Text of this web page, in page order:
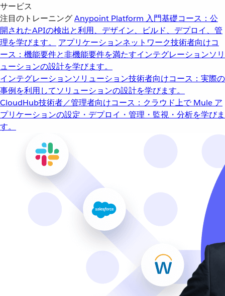
サービス
注目のトレーニングAnypoint Platform 入門基礎コース：公
開されたAPIの検出と利用、デザイン、ビルド、デプロイ、管
理を学びます。
アプリケーションネットワーク技術者向けコ
ース：機能要件と非機能要件を満たすインテグレーションソリ
ューションの設計を学びます。
インテグレーションソリューション技術者向けコース：実際の
事例を利用してソリューションの設計を学びます。
CloudHub技術者／管理者向けコース：クラウド上で Mule ア
プリケーションの設定・デプロイ・管理・監視・分析を学びま
す。